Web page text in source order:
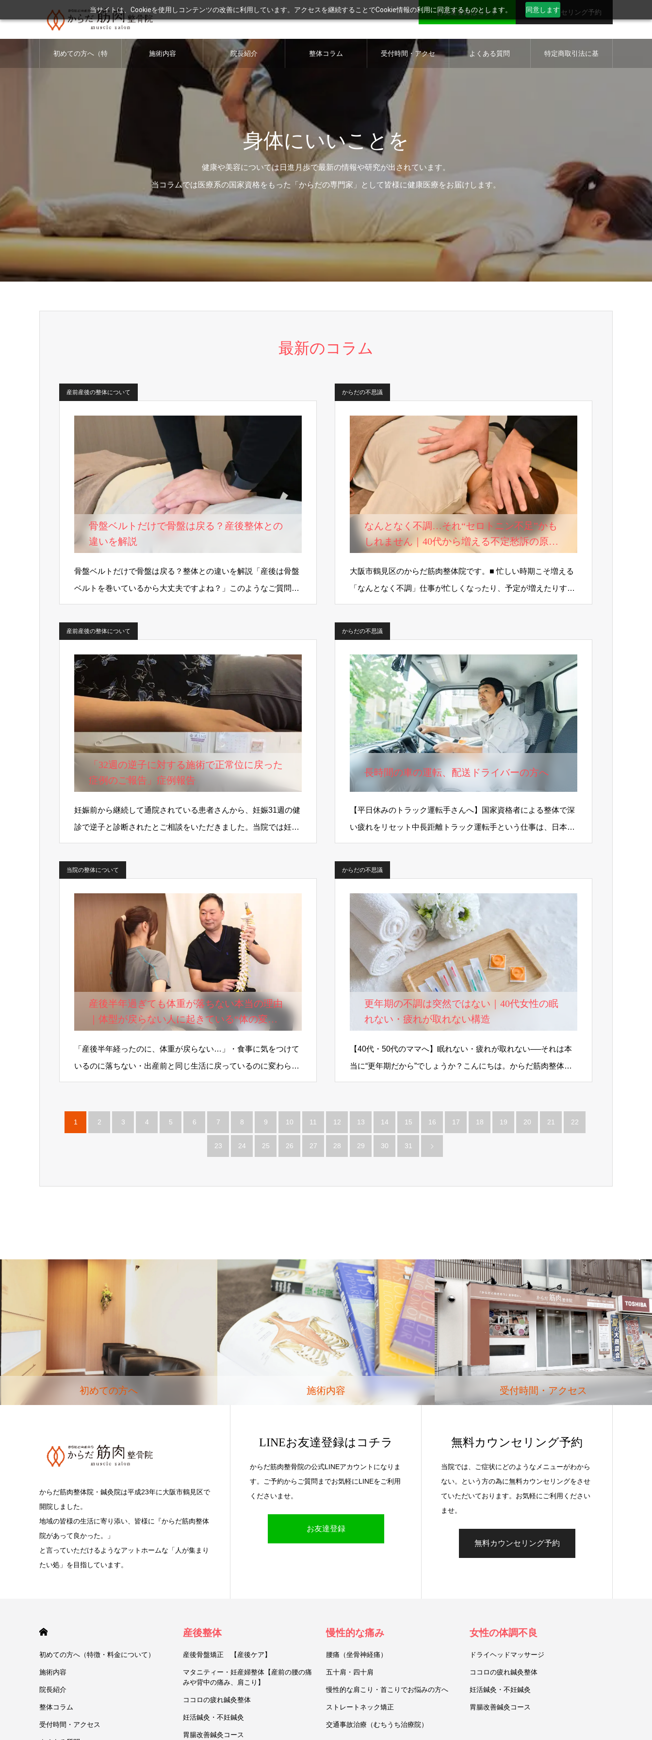
当サイトは、Cookieを使用しコンテンツの改善に利用しています。アクセスを継続することでCookie情報の利用に同意するものとします。 同意します
お友達登録はコチラ 無料カウンセリング予約
初めての方へ（特 施術内容 院長紹介 整体コラム 受付時間・アクセ よくある質問 特定商取引法に基
身体にいいことを
健康や美容については日進月歩で最新の情報や研究が出されています。
当コラムでは医療系の国家資格をもった「からだの専門家」として皆様に健康医療をお届けします。
最新のコラム
産前産後の整体について
骨盤ベルトだけで骨盤は戻る？産後整体との
違いを解説
骨盤ベルトだけで骨盤は戻る？整体との違いを解説「産後は骨盤
ベルトを巻いているから大丈夫ですよね？」このようなご質問を
いただくことがあります。骨盤…
からだの不思議
なんとなく不調…それ“セロトニン不足”かも
しれません｜40代から増える不定愁訴の原因
大阪市鶴見区のからだ筋肉整体院です。■ 忙しい時期こそ増える
「なんとなく不調」仕事が忙しくなったり、予定が増えたりする
と・疲れが抜けない・眠…
産前産後の整体について
「32週の逆子に対する施術で正常位に戻った
症例のご報告」症例報告
妊娠前から継続して通院されている患者さんから、妊娠31週の健
診で逆子と診断されたとご相談をいただきました。当院では妊娠
後期の逆子に対しても、安全を第一に考え…
からだの不思議
長時間の車の運転、配送ドライバーの方へ
【平日休みのトラック運転手さんへ】国家資格者による整体で深
い疲れをリセット中長距離トラック運転手という仕事は、日本の
物流を支える大切な役割です。しかしそ…
当院の整体について
産後半年過ぎても体重が落ちない本当の理由
｜体型が戻らない人に起きている“体の変
「産後半年経ったのに、体重が戻らない…」・食事に気をつけて
いるのに落ちない・出産前と同じ生活に戻っているのに変わらな
い・体重は戻ったのに、見た目が違うこ…
からだの不思議
更年期の不調は突然ではない｜40代女性の眠
れない・疲れが取れない構造
【40代・50代のママへ】眠れない・疲れが取れない──それは本
当に“更年期だから”でしょうか？こんにちは。からだ筋肉整体
院・鍼灸院です。40代後半か…
1 2 3 4 5 6 7 8 9 10 11 12 13 14 15 16 17 18 19 20 21 22
23 24 25 26 27 28 29 30 31
初めての方へ 施術内容 受付時間・アクセス
からだ筋肉整体院・鍼灸院は平成23年に大阪市鶴見区で
開院しました。
地域の皆様の生活に寄り添い、皆様に『からだ筋肉整体
院があって良かった。」
と言っていただけるようなアットホームな「人が集まり
たい処」を目指しています。
LINEお友達登録はコチラ
からだ筋肉整骨院の公式LINEアカウントになりま
す。ご予約からご質問までお気軽にLINEをご利用
くださいませ。
お友達登録
無料カウンセリング予約
当院では、ご症状にどのようなメニューがわから
ない。という方の為に無料カウンセリングをさせ
ていただいております。お気軽にご利用ください
ませ。
無料カウンセリング予約
初めての方へ（特徴・料金について）
施術内容
院長紹介
整体コラム
受付時間・アクセス
産後整体
産後骨盤矯正 【産後ケア】
マタニティー・妊産婦整体【産前の腰の痛
みや背中の痛み、肩こり】
ココロの疲れ鍼灸整体
妊活鍼灸・不妊鍼灸
胃腸改善鍼灸コース
慢性的な痛み
腰痛（坐骨神経痛）
五十肩・四十肩
慢性的な肩こり・首こりでお悩みの方へ
ストレートネック矯正
交通事故治療（むちうち治療院）
女性の体調不良
ドライヘッドマッサージ
ココロの疲れ鍼灸整体
妊活鍼灸・不妊鍼灸
胃腸改善鍼灸コース